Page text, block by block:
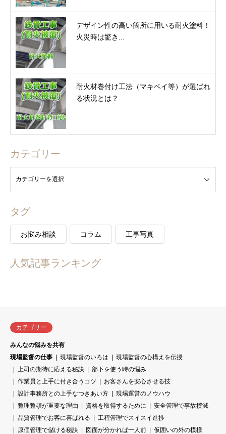
デザイン性の高い箇所に用いる耐火塗料！
火災時は驚き...
耐火材巻付け工法（マキベイ等）が選ばれ
る状況とは？
カテゴリー
タグ
お悩み相談 コラム 工事写真
人気記事ランキング
カテゴリー
みんなの悩みを共有
現場監督の仕事
現場監督のいろは
現場監督の心構えを伝授
上司の期待に応える秘訣
部下を使う時の悩み
作業員と上手に付き合うコツ
お客さんを安心させる技
設計事務所との上手なつきあい方
現場運営のノウハウ
整理整頓が重要な理由
資格を取得するために
安全管理で事故撲滅
品質管理でお客に喜ばれる
工程管理でスイスイ進捗
原価管理で儲ける秘訣
図面が分かれば一人前
仮囲いの外の模様